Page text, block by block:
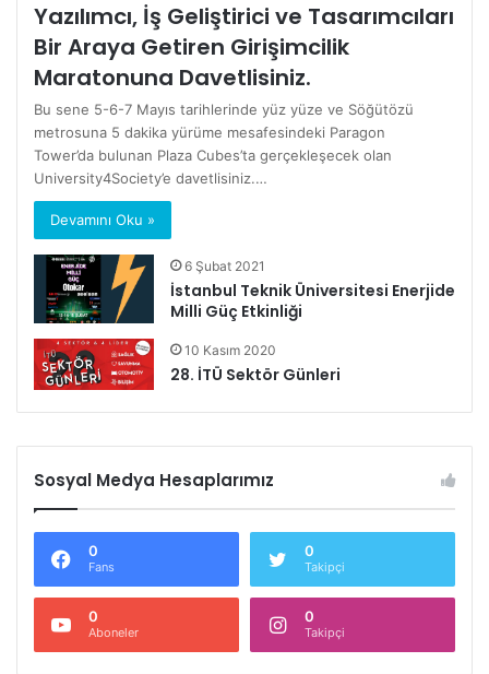
Yazılımcı, İş Geliştirici ve Tasarımcıları
Bir Araya Getiren Girişimcilik
Maratonuna Davetlisiniz.
Bu sene 5-6-7 Mayıs tarihlerinde yüz yüze ve Söğütözü
metrosuna 5 dakika yürüme mesafesindeki Paragon
Tower’da bulunan Plaza Cubes’ta gerçekleşecek olan
University4Society’e davetlisiniz.…
Devamını Oku »
6 Şubat 2021
İstanbul Teknik Üniversitesi Enerjide
Milli Güç Etkinliği
10 Kasım 2020
28. İTÜ Sektör Günleri
Sosyal Medya Hesaplarımız
0
Fans
0
Takipçi
0
Aboneler
0
Takipçi